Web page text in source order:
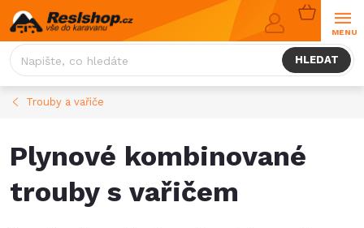
Přejít
na
obsah
HLEDAT
NÁKUPNÍ
KOŠÍK
Trouby a vařiče
Plynové kombinované
trouby s vařičem